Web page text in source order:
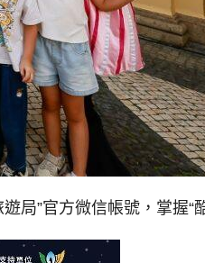
局”官方微信帳號，掌握“